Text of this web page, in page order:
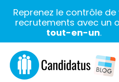
Aller
contenu
Reprenez le contrôle de
recrutements avec un
tout-en-un.